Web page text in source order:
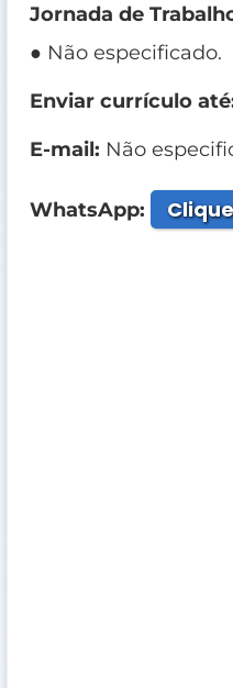
Jornada de
● Não especificado.
Enviar currículo
E-mail: Não
WhatsApp: